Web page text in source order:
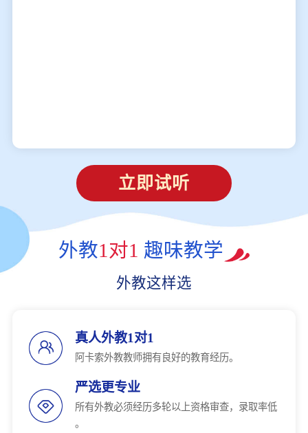
立即试听
外教1对1 趣味教学
外教这样选
真人外教1对1
阿卡索外教教师拥有良好的教育经历。
严选更专业
所有外教必须经历多轮以上资格审查，录取率低
。